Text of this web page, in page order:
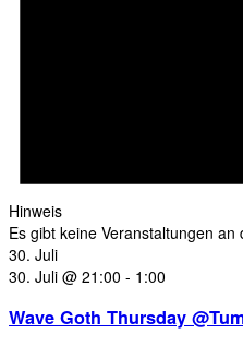
Hinweis
Es gibt keine Veranstaltungen an
30. Juli
30. Juli @ 21:00 - 1:00
Wave Goth Thursday